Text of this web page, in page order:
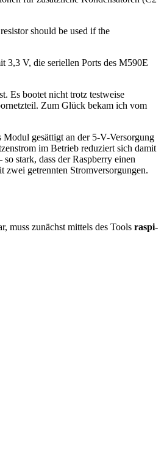
should be used if the
3,3 V, die seriellen Ports des M590E
Es bootet nicht trotz testweise
Zum Glück bekam ich vom
gesättigt an der 5-V-Versorgung
im Betrieb reduziert sich damit
stark, dass der Raspberry einen
zwei getrennten Stromversorgungen.
muss zunächst mittels des Tools raspi-